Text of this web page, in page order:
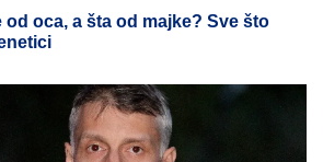
od oca, a šta od majke? Sve što